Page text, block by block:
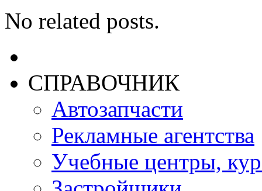
No related posts.
СПРАВОЧНИК
Автозапчасти
Рекламные агентства
Учебные центры,